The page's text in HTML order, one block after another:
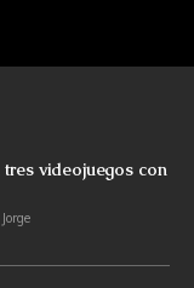
videojuegos con